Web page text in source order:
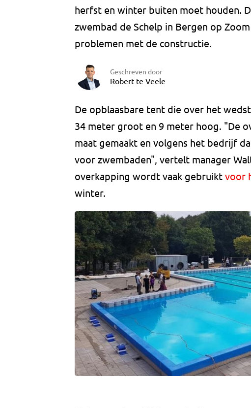
herfst en winter buiten moet houden.
zwembad de Schelp in Bergen op
problemen met de constructie.
Geschreven door
Robert te Veele
De opblaasbare tent die over het
34 meter groot en 9 meter hoog. "De
maat gemaakt en volgens het bedrijf
voor zwembaden", vertelt manager
overkapping wordt vaak gebruikt voor
winter.